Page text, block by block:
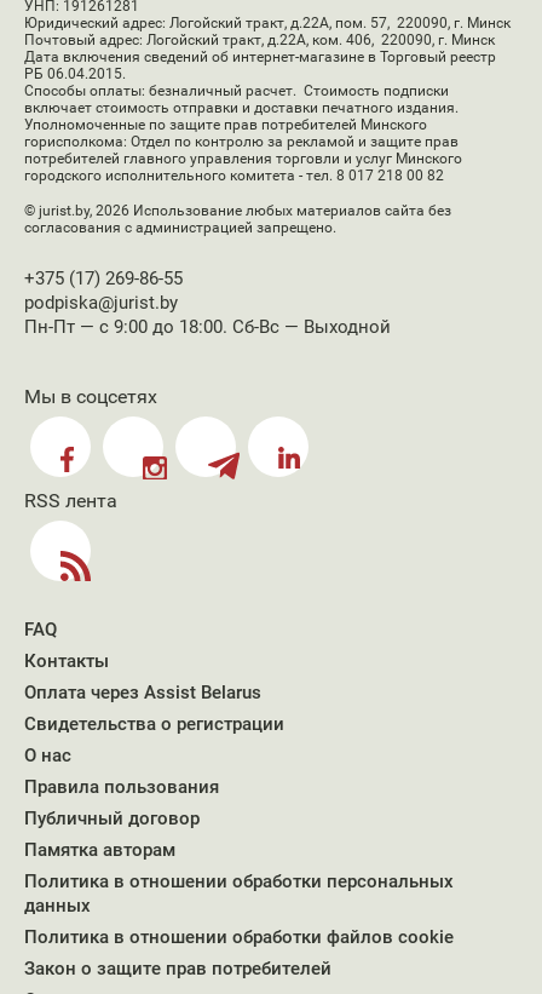
УНП: 191261281
Юридический адрес: Логойский тракт, д.22А, пом. 57, 220090, г. Минск
Почтовый адрес: Логойский тракт, д.22А, ком. 406, 220090, г. Минск
Дата включения сведений об интернет-магазине в Торговый реестр
РБ 06.04.2015.
Способы оплаты: безналичный расчет. Стоимость подписки
включает стоимость отправки и доставки печатного издания.
Уполномоченные по защите прав потребителей Минского
горисполкома: Отдел по контролю за рекламой и защите прав
потребителей главного управления торговли и услуг Минского
городского исполнительного комитета - тел. 8 017 218 00 82
© jurist.by, 2026 Использование любых материалов сайта без
согласования с администрацией запрещено.
+375 (17) 269-86-55
podpiska@jurist.by
Пн-Пт — с 9:00 до 18:00. Сб-Вс — Выходной
Мы в соцсетях
RSS лента
FAQ
Контакты
Оплата через Assist Belarus
Свидетельства о регистрации
О нас
Правила пользования
Публичный договор
Памятка авторам
Политика в отношении обработки персональных
данных
Политика в отношении обработки файлов cookie
Закон о защите прав потребителей